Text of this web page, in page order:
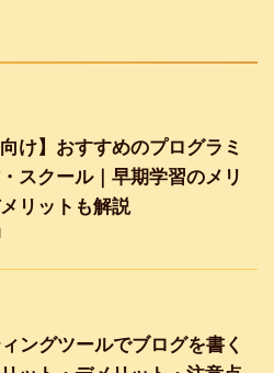
向け】おすすめのプログラミ
スクール｜早期学習のメリ
リットも解説
ングツールでブログを書く